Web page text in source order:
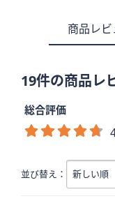
商品レビ
19件の商品レ
総合評価
並び替え：